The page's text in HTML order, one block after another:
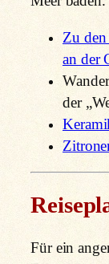
Zu
an der
der
Für ein